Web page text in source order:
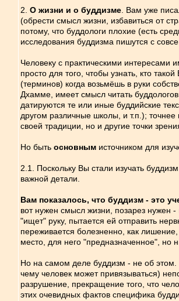
2. О жизни и о буддизме . Вам уже
(обрести смысл жизни, избавиться от
потому, что буддологи плохие (есть
исследования буддизма пишутся с
Человеку с практическими интересами
просто для того, чтобы узнать, кто
(терминов) когда возьмёшь в руки
Дхамме, имеет смысл читать
датируются те или иные буддийские
другом различные школы, и т.п.);
своей традиции, но и другие точки
Но быть основным источником для
2.1. Поскольку Вы стали изучать
важной детали.
Вам показалось, что буддизм - это
вот нужен смысл жизни, позарез нужен -
"ищет" руку, пытается ей отправить
переживается болезненно, как
место, для него "предназначенное", но
Но на самом деле буддизм - не об этом.
чему человек может привязываться)
разрушение, прекращение того, что
этих очевидных фактов специфика